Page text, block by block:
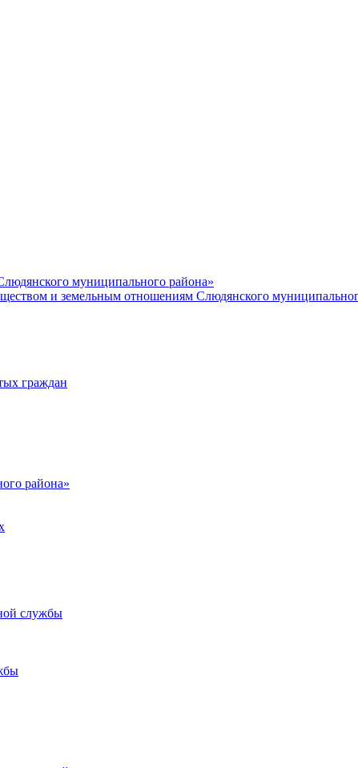
муниципального района»
и земельным отношениям Слюдянского
граждан
района»
службы